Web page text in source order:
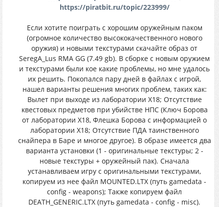
https://piratbit.ru/topic/223999/
Если хотите поиграть с хорошим оружейным паком
(огромное количество высококачественного нового
оружия) и новыми текстурами скачайте образ от
SeregA_Lus RMA GG (7.49 gb). В сборке с новым оружием
и текстурами были кое какие проблемы, но мне удалось
их решить. Покопался пару дней в файлах с игрой,
нашел варианты решения многих проблем, таких как:
Вылет при выходе из лаборатории X18; Отсутствие
квестовых предметов при убийстве НПС (Ключ Борова
от лаборатории X18, Флешка Борова с информацией о
лаборатории X18; Отсутствие ПДА таинственного
снайпера в Баре и многое другое). В образе имеется два
варианта установки (1 - оригинальные текстуры; 2 -
новые текстуры + оружейный пак). Сначала
устанавливаем игру с оригинальными текстурами,
копируем из нее файл MOUNTED.LTX (путь gamedata -
config - weapons); Также копируем файл
DEATH_GENERIC.LTX (путь gamedata - config - misc).